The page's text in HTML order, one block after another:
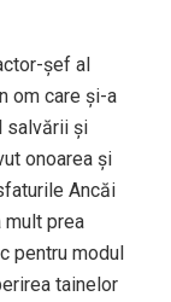
șef al
om care și-a
salvării și
onoarea și
Ancăi
mult prea
pentru modul
tainelor